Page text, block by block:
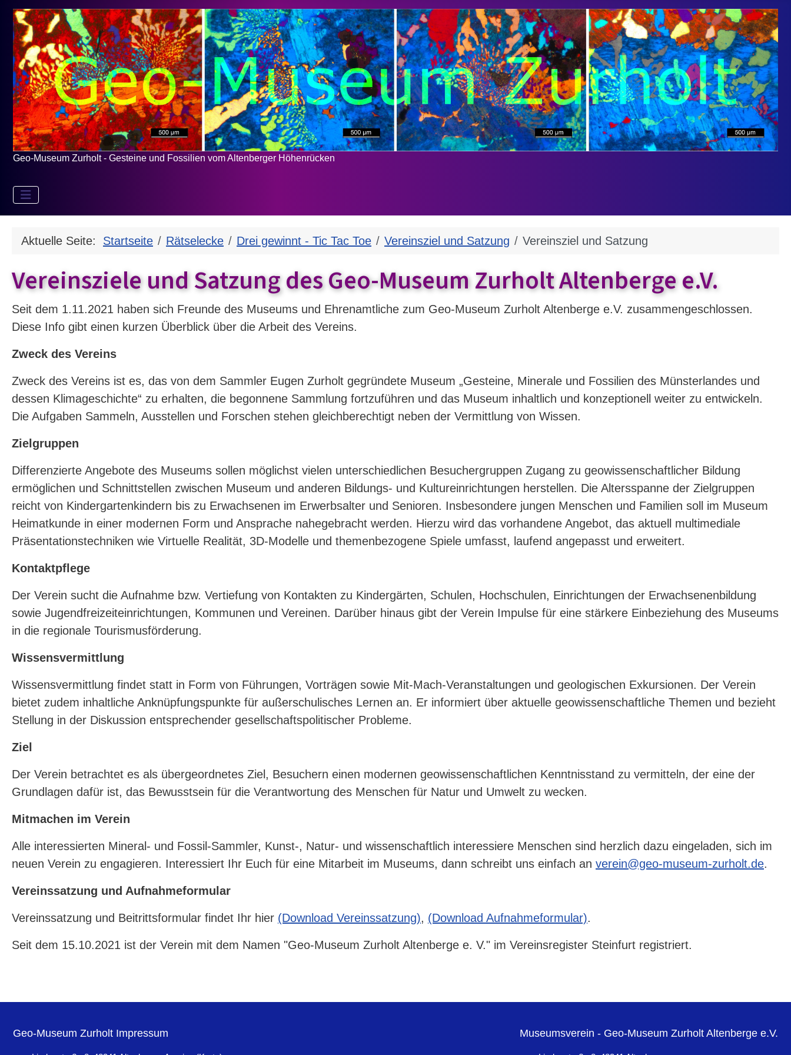
Geo-Museum Zurholt - Gesteine und Fossilien vom Altenberger Höhenrücken
Aktuelle Seite: Startseite Rätselecke Drei gewinnt - Tic Tac Toe Vereinsziel und Satzung Vereinsziel und Satzung
Vereinsziele und Satzung des Geo-Museum Zurholt Altenberge e.V.
Seit dem 1.11.2021 haben sich Freunde des Museums und Ehrenamtliche zum Geo-Museum Zurholt Altenberge e.V. zusammengeschlossen.
Diese Info gibt einen kurzen Überblick über die Arbeit des Vereins.
Zweck des Vereins
Zweck des Vereins ist es, das von dem Sammler Eugen Zurholt gegründete Museum „Gesteine, Minerale und Fossilien des Münsterlandes und
dessen Klimageschichte“ zu erhalten, die begonnene Sammlung fortzuführen und das Museum inhaltlich und konzeptionell weiter zu entwickeln.
Die Aufgaben Sammeln, Ausstellen und Forschen stehen gleichberechtigt neben der Vermittlung von Wissen.
Zielgruppen
Differenzierte Angebote des Museums sollen möglichst vielen unterschiedlichen Besuchergruppen Zugang zu geowissenschaftlicher Bildung
ermöglichen und Schnittstellen zwischen Museum und anderen Bildungs- und Kultureinrichtungen herstellen. Die Altersspanne der Zielgruppen
reicht von Kindergartenkindern bis zu Erwachsenen im Erwerbsalter und Senioren. Insbesondere jungen Menschen und Familien soll im Museum
Heimatkunde in einer modernen Form und Ansprache nahegebracht werden. Hierzu wird das vorhandene Angebot, das aktuell multimediale
Präsentationstechniken wie Virtuelle Realität, 3D-Modelle und themenbezogene Spiele umfasst, laufend angepasst und erweitert.
Kontaktpflege
Der Verein sucht die Aufnahme bzw. Vertiefung von Kontakten zu Kindergärten, Schulen, Hochschulen, Einrichtungen der Erwachsenenbildung
sowie Jugendfreizeiteinrichtungen, Kommunen und Vereinen. Darüber hinaus gibt der Verein Impulse für eine stärkere Einbeziehung des Museums
in die regionale Tourismusförderung.
Wissensvermittlung
Wissensvermittlung findet statt in Form von Führungen, Vorträgen sowie Mit-Mach-Veranstaltungen und geologischen Exkursionen. Der Verein
bietet zudem inhaltliche Anknüpfungspunkte für außerschulisches Lernen an. Er informiert über aktuelle geowissenschaftliche Themen und bezieht
Stellung in der Diskussion entsprechender gesellschaftspolitischer Probleme.
Ziel
Der Verein betrachtet es als übergeordnetes Ziel, Besuchern einen modernen geowissenschaftlichen Kenntnisstand zu vermitteln, der eine der
Grundlagen dafür ist, das Bewusstsein für die Verantwortung des Menschen für Natur und Umwelt zu wecken.
Mitmachen im Verein
Alle interessierten Mineral- und Fossil-Sammler, Kunst-, Natur- und wissenschaftlich interessiere Menschen sind herzlich dazu eingeladen, sich im
neuen Verein zu engagieren. Interessiert Ihr Euch für eine Mitarbeit im Museums, dann schreibt uns einfach an verein@geo-museum-zurholt.de.
Vereinssatzung und Aufnahmeformular
Vereinssatzung und Beitrittsformular findet Ihr hier (Download Vereinssatzung), (Download Aufnahmeformular).
Seit dem 15.10.2021 ist der Verein mit dem Namen "Geo-Museum Zurholt Altenberge e. V." im Vereinsregister Steinfurt registriert.
Geo-Museum Zurholt Impressum Museumsverein - Geo-Museum Zurholt Altenberge e.V.